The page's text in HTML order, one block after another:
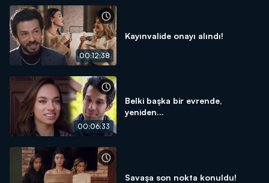
00:12:38
Kayınvalide onayı alındı!
00:06:33
Belki başka bir evrende,
yeniden...
Savaşa son nokta konuldu!